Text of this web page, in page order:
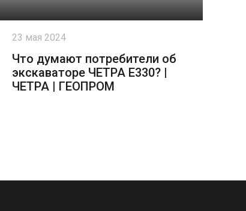
23 мая 2024
Что думают потребители об
экскаваторе ЧЕТРА Е330? |
ЧЕТРА | ГЕОПРОМ